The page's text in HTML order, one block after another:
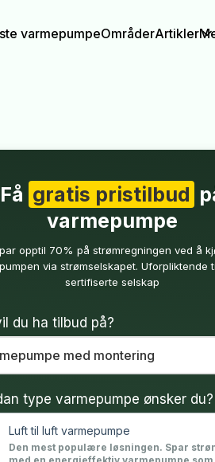
varmepumpeOmråderArtikler
Få gratis pristilbud
varmepumpe
opptil 70% på strømregningen ved å
via strømselskapet. Uforpliktende
sertifiserte selskap
du ha tilbud på?
type varmepumpe ønsker du?
Luft til luft varmepumpe
Den mest populære løsningen. Spar